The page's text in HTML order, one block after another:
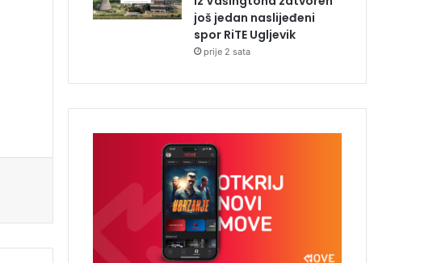
još jedan naslijeđeni
spor RiTE Ugljevik
prije 2 sata